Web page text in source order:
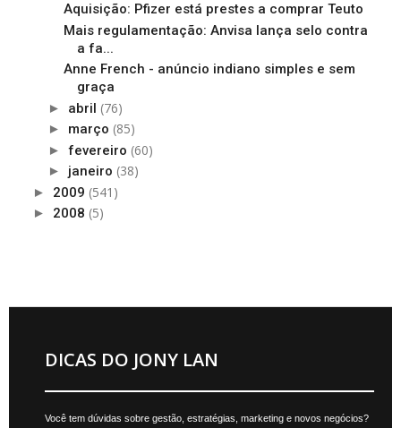
Aquisição: Pfizer está prestes a comprar Teuto
Mais regulamentação: Anvisa lança selo contra
a fa...
Anne French - anúncio indiano simples e sem
graça
► abril (76)
► março (85)
► fevereiro (60)
► janeiro (38)
► 2009 (541)
► 2008 (5)
DICAS DO JONY LAN
Você tem dúvidas sobre gestão, estratégias, marketing e novos negócios?